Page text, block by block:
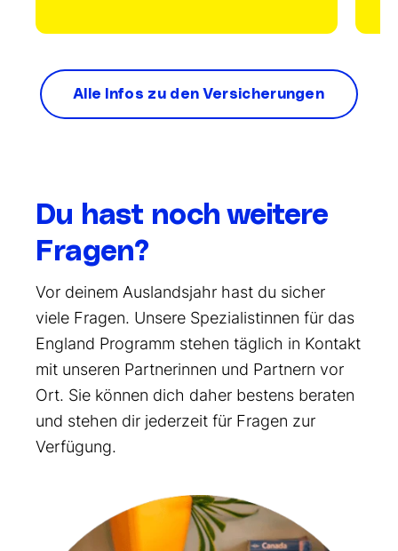
Alle Infos zu den Versicherungen
Du hast noch weitere
Fragen?
Vor deinem Auslandsjahr hast du sicher
viele Fragen. Unsere Spezialistinnen für das
England Programm stehen täglich in Kontakt
mit unseren Partnerinnen und Partnern vor
Ort. Sie können dich daher bestens beraten
und stehen dir jederzeit für Fragen zur
Verfügung.